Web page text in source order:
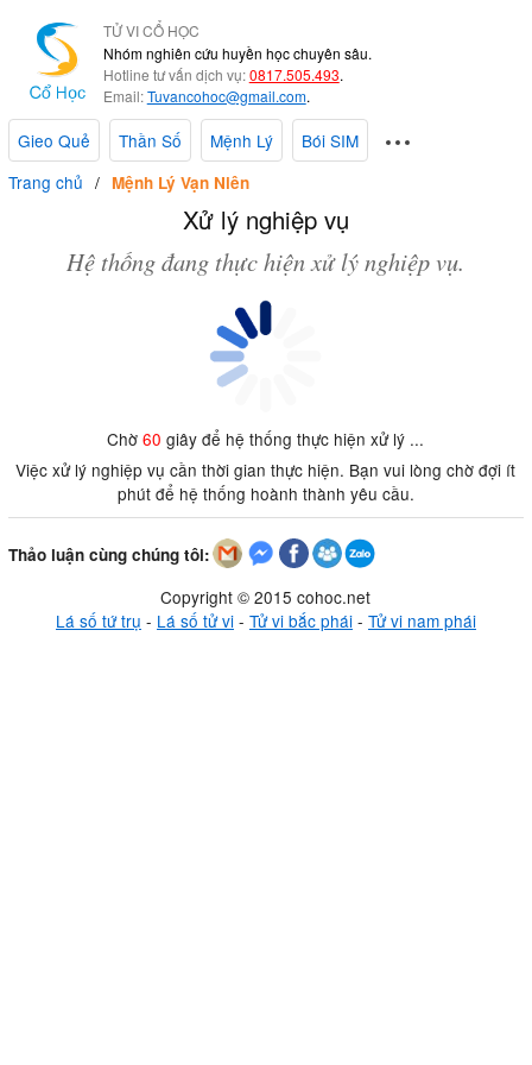
TỬ VI CỔ HỌC
Nhóm nghiên cứu huyền học chuyên sâu.
Hotline tư vấn dịch vụ:0817.505.493.
Email:Tuvancohoc@gmail.com.
Gieo Quẻ Thần Số Mệnh Lý
Bói SIM
Trang chủ
Mệnh Lý Vạn Niên
Xử lý nghiệp vụ
Hệ thống đang thực hiện xử lý nghiệp vụ.
Chờ60 giây để hệ thống thực hiện xử lý ...
Việc xử lý nghiệp vụ cần thời gian thực hiện. Bạn vui lòng chờ đợi ít
phút để hệ thống hoành thành yêu cầu.
Thảo luận cùng chúng tôi:
Copyright © 2015 cohoc.net
Lá số tứ trụ - Lá số tử vi- Tử vi bắc phái- Tử vi nam phái